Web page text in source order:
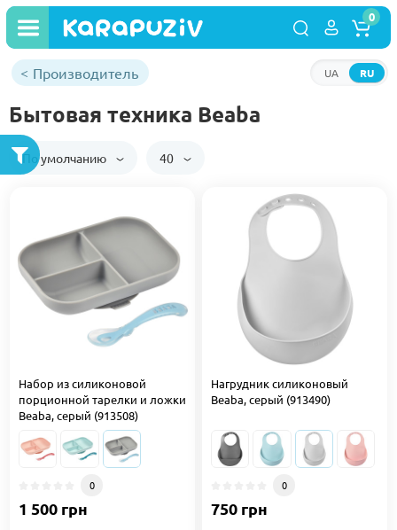
RU
UA
0
Производитель
Бытовая техника Beaba
По умолчанию 40
Набор из силиконовой
порционной тарелки и ложки
Beaba, серый (913508)
0
1 500 грн
Нагрудник силиконовый
Beaba, серый (913490)
0
750 грн